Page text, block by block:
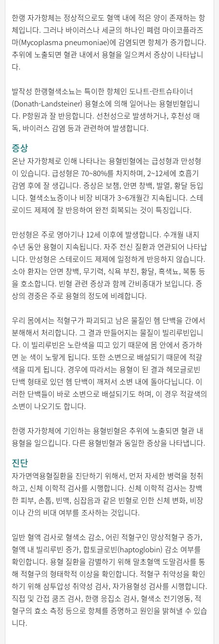
한랭 자가항체는 정상적으로도 혈액 내에 적은 양이 존재하는 항
체입니다. 그러나 바이러스나 세균의 하나인 폐렴 마이코플라즈
마(Mycoplasma pneumoniae)에 감염되면 항체가 증가합니다.
추위에 노출되면 혈관 내에서 용혈을 일으켜서 증상이 나타납니
다.
발작성 한랭혈색소뇨는 특이한 항체인 도나트-란트슈타이너
(Donath-Landsteiner) 용혈소에 의해 일어나는 용혈빈혈입니
다. P항원과 잘 반응합니다. 선천성으로 발생하거나, 후천성 매
독, 바이러스 감염 등과 관련하여 발생합니다.
증상
온난 자가항체로 인해 나타나는 용혈빈혈에는 급성형과 만성형
이 있습니다. 급성형은 70~80%를 차지하며, 2~12세에 호흡기
감염 후에 잘 생깁니다. 증상은 보챔, 안면 창백, 발열, 황달 등입
니다. 혈색소뇨증이나 비장 비대가 3~6개월간 지속됩니다. 스테
로이드 제제에 잘 반응하여 완전 회복되는 것이 특징입니다.
만성형은 주로 영아기나 12세 이후에 발생합니다. 수개월 내지
수년 동안 용혈이 지속됩니다. 자주 전신 질환과 연관되어 나타납
니다. 만성형은 스테로이드 제제에 일정하게 반응하지 않습니다.
소아 환자는 안면 창백, 무기력, 식욕 부진, 황달, 흑색뇨, 복통 등
을 호소합니다. 빈혈 관련 증상과 함께 간비종대가 보입니다. 증
상의 경중은 주로 용혈의 정도에 비례합니다.
우리 몸에서는 적혈구가 파괴되고 남은 물질인 헴 단백을 간에서
분해해서 처리합니다. 그 결과 만들어지는 물질이 빌리루빈입니
다. 이 빌리루빈은 노란색을 띠고 있기 때문에 몸 안에서 증가하
면 눈 색이 노랗게 됩니다. 또한 소변으로 배설되기 때문에 적갈
색을 띠게 됩니다. 경우에 따라서는 용혈이 된 결과 헤모글로빈
단백 형태로 있던 헴 단백이 깨져서 소변 내에 돌아다닙니다. 이
러한 단백들이 바로 소변으로 배설되기도 하며, 이 경우 적갈색의
소변이 나오기도 합니다.
한랭 자가항체에 기인하는 용혈빈혈은 추위에 노출되면 혈관 내
용혈을 일으킵니다. 다른 용혈빈혈과 동일한 증상을 나타냅니다.
진단
자가면역용혈질환을 진단하기 위해서, 먼저 자세한 병력을 청취
하고, 신체 이학적 검사를 시행합니다. 신체 이학적 검사는 창백
한 피부, 손톱, 빈맥, 심잡음과 같은 빈혈로 인한 신체 변화, 비장
이나 간의 비대 여부를 조사하는 것입니다.
일반 혈액 검사로 혈색소 감소, 어린 적혈구인 망상적혈구 증가,
혈액 내 빌리루빈 증가, 합토글로빈(haptoglobin) 감소 여부를
확인합니다. 용혈 질환을 감별하기 위해 말초혈액 도말검사를 통
해 적혈구의 형태학적 이상을 확인합니다. 적혈구 취약성을 확인
하기 위해 삼투압성 취약성 검사, 자가용혈성 검사를 시행합니다.
직접 및 간접 쿰즈 검사, 한랭 응집소 검사, 혈색소 전기영동, 적
혈구의 효소 측정 등으로 항체를 증명하고 원인을 밝혀낼 수 있습
니다.